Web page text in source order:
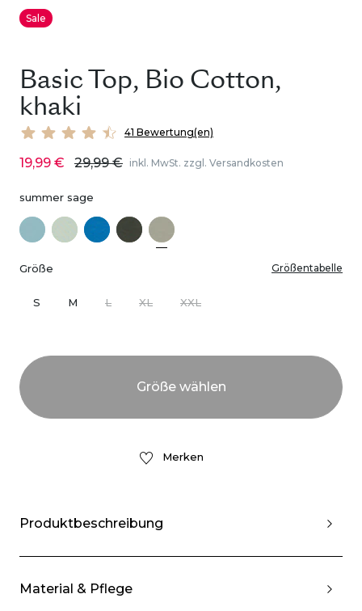
Sale
Basic Top, Bio Cotton,
khaki
41 Bewertung(en)
19,99 € 29,99 € inkl. MwSt. zzgl. Versandkosten
summer sage
Größe Größentabelle
S M L XL XXL
Merken
Produktbeschreibung
Material & Pflege